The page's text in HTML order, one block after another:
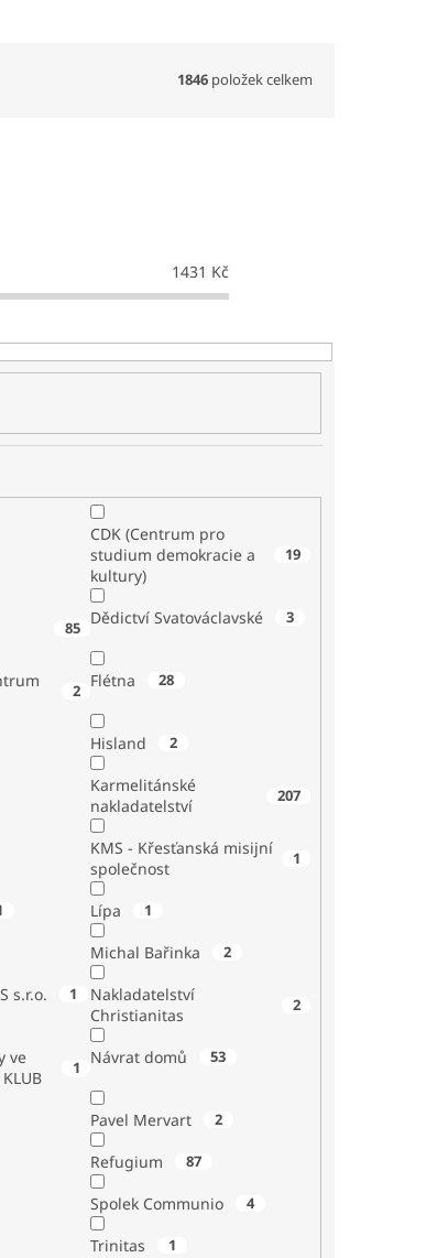
1846 položek celkem
1431 Kč
CDK (Centrum pro
studium demokracie a
kultury)
19
85 Dědictví Svatováclavské 3
2 Flétna 28
Hisland 2
Karmelitánské
nakladatelství
207
KMS - Křesťanská misijní
společnost
1
Lípa 1
Michal Bařinka 2
s.r.o. 1
Nakladatelství
Christianitas
2
ve
1 Návrat domů 53
Pavel Mervart 2
Refugium 87
Spolek Communio 4
Trinitas 1